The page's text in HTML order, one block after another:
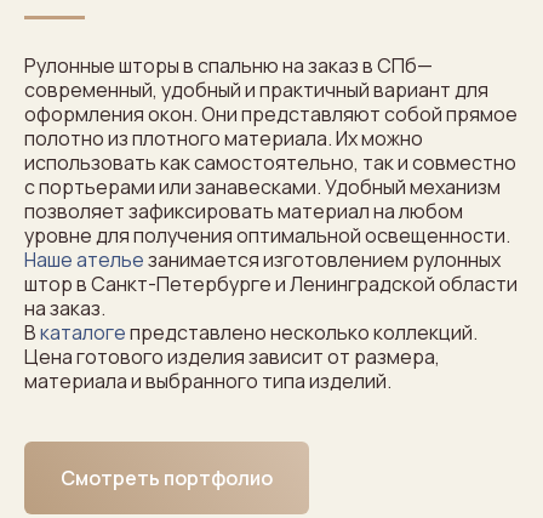
Рулонные шторы в спальню на заказ в СПб—
современный, удобный и практичный вариант для
оформления окон. Они представляют собой прямое
полотно из плотного материала. Их можно
использовать как самостоятельно, так и совместно
с портьерами или занавесками. Удобный механизм
позволяет зафиксировать материал на любом
уровне для получения оптимальной освещенности.
Наше ательезанимается изготовлением рулонных
штор в Санкт-Петербурге и Ленинградской области
на заказ.
Вкаталогепредставлено несколько коллекций.
Цена готового изделия зависит от размера,
материала и выбранного типа изделий.
Смотреть портфолио